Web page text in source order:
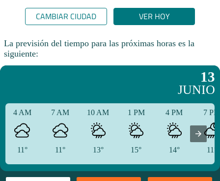
CAMBIAR CIUDAD VER HOY
La previsión del tiempo para las próximas horas es la
siguiente:
13
JUNIO
4 AM
11°
7 AM
11°
10 AM
13°
1 PM
15°
4 PM
14°
7
11°